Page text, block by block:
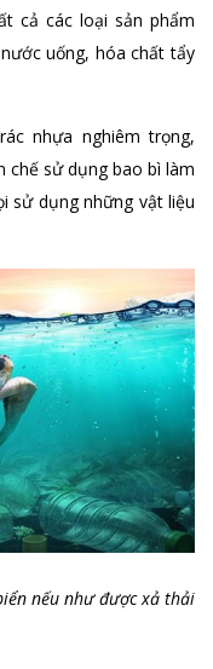
cả các loại sản phẩm
uống, hóa chất tẩy
nhựa nghiêm trọng,
chế sử dụng bao bì làm
sử dụng những vật liệu
nếu như được xả thải